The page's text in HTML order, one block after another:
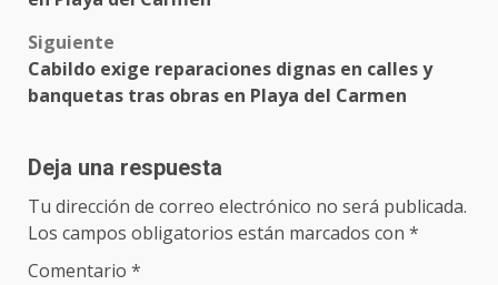
Siguiente
Cabildo exige reparaciones dignas en calles y
banquetas tras obras en Playa del Carmen
Deja una respuesta
Tu dirección de correo electrónico no será publicada.
Los campos obligatorios están marcados con *
Comentario *